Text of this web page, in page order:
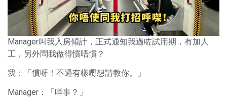
Manager叫我入房傾計，正式通知我過咗試用期，有加人
工，另外問我做得慣唔慣？
我：「慣呀！不過有樣嘢想請教你。」
Manager：「咩事？」